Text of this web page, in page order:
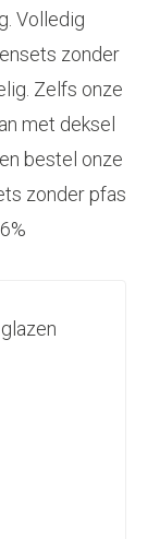
Volledig
zonder
Zelfs onze
met deksel
bestel onze
zonder pfas